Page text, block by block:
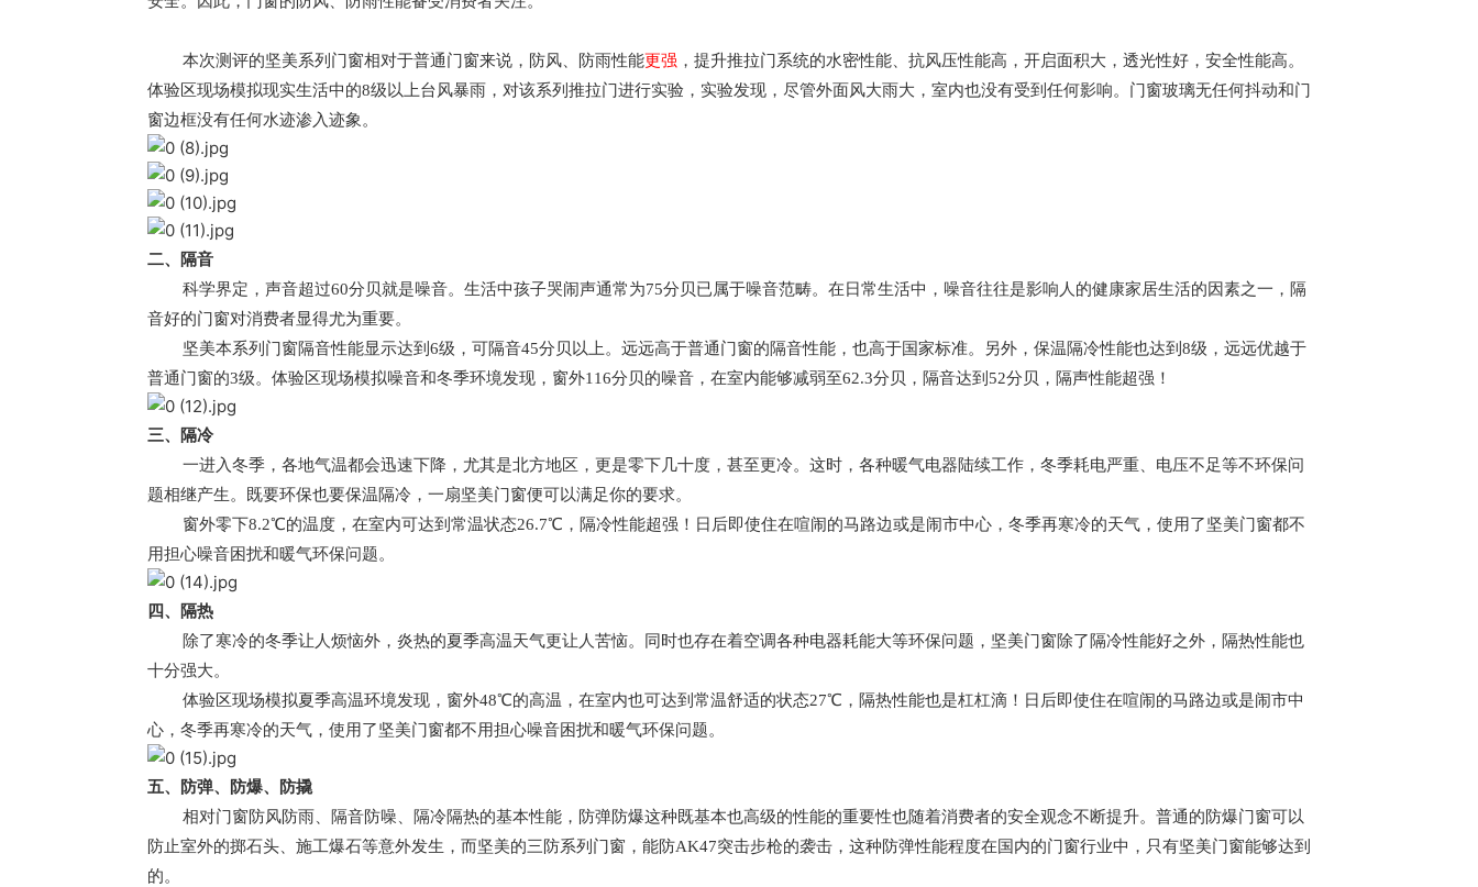
本次测评的坚美系列门窗相对于普通门窗来说，防风、防雨性能更强 ，提升推拉门系统的水密性能、抗风压性能高，开启面积大，透光性好，安全性能高。
体验区现场模拟现实生活中的8级以上台风暴雨，对该系列推拉门进行实验，实验发现，尽管外面风大雨大，室内也没有受到任何影响。门窗玻璃无任何抖动和门
窗边框没有任何水迹渗入迹象。
二、隔音
科学界定，声音超过60分贝就是噪音。生活中孩子哭闹声通常为75分贝已属于噪音范畴。在日常生活中，噪音往往是影响人的健康家居生活的因素之一，隔
音好的门窗对消费者显得尤为重要。
坚美本系列门窗隔音性能显示达到6级，可隔音45分贝以上。远远高于普通门窗的隔音性能，也高于国家标准。另外，保温隔冷性能也达到8级，远远优越于
普通门窗的3级。体验区现场模拟噪音和冬季环境发现，窗外116分贝的噪音，在室内能够减弱至62.3分贝，隔音达到52分贝，隔声性能超强！
三、隔冷
一进入冬季，各地气温都会迅速下降，尤其是北方地区，更是零下几十度，甚至更冷。这时，各种暖气电器陆续工作，冬季耗电严重、电压不足等不环保问
题相继产生。既要环保也要保温隔冷，一扇坚美门窗便可以满足你的要求。
窗外零下8.2℃的温度，在室内可达到常温状态26.7℃，隔冷性能超强！日后即使住在喧闹的马路边或是闹市中心，冬季再寒冷的天气，使用了坚美门窗都不
用担心噪音困扰和暖气环保问题。
四、隔热
除了寒冷的冬季让人烦恼外，炎热的夏季高温天气更让人苦恼。同时也存在着空调各种电器耗能大等环保问题，坚美门窗除了隔冷性能好之外，隔热性能也
十分强大。
体验区现场模拟夏季高温环境发现，窗外48℃的高温，在室内也可达到常温舒适的状态27℃，隔热性能也是杠杠滴！日后即使住在喧闹的马路边或是闹市中
心，冬季再寒冷的天气，使用了坚美门窗都不用担心噪音困扰和暖气环保问题。
五、防弹、防爆、防撬
相对门窗防风防雨、隔音防噪、隔冷隔热的基本性能，防弹防爆这种既基本也高级的性能的重要性也随着消费者的安全观念不断提升。普通的防爆门窗可以
防止室外的掷石头、施工爆石等意外发生，而坚美的三防系列门窗，能防AK47突击步枪的袭击，这种防弹性能程度在国内的门窗行业中，只有坚美门窗能够达到
的。